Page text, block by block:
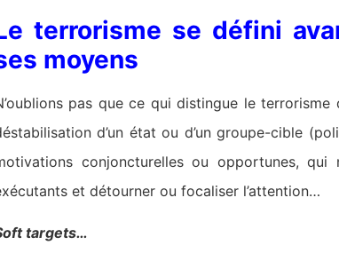
terrorisme se défini
moyens
pas que ce qui distingue le
d’un état ou d’un groupe-cible
conjoncturelles ou opportunes,
et détourner ou focaliser l’attention…
targets…